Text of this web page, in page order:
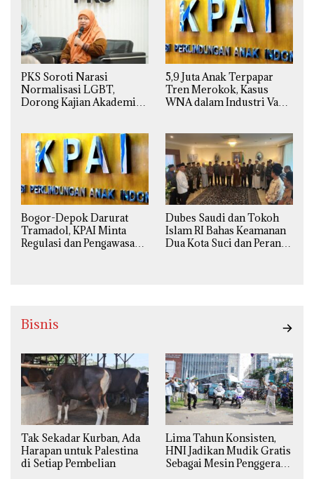
PKS Soroti Narasi
Normalisasi LGBT,
Dorong Kajian Akademik
Agama
5,9 Juta Anak Terpapar
Tren Merokok, Kasus
WNA dalam Industri Vape
Bogor-Depok Darurat
Tramadol, KPAI Minta
Regulasi dan Pengawasan
Dubes Saudi dan Tokoh
Islam RI Bahas Keamanan
Dua Kota Suci dan Peran
Bisnis
Tak Sekadar Kurban, Ada
Harapan untuk Palestina
di Setiap Pembelian
Lima Tahun Konsisten,
HNI Jadikan Mudik Gratis
Sebagai Mesin Penggerak